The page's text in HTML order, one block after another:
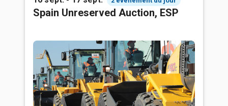
Spain Unreserved Auction, ESP